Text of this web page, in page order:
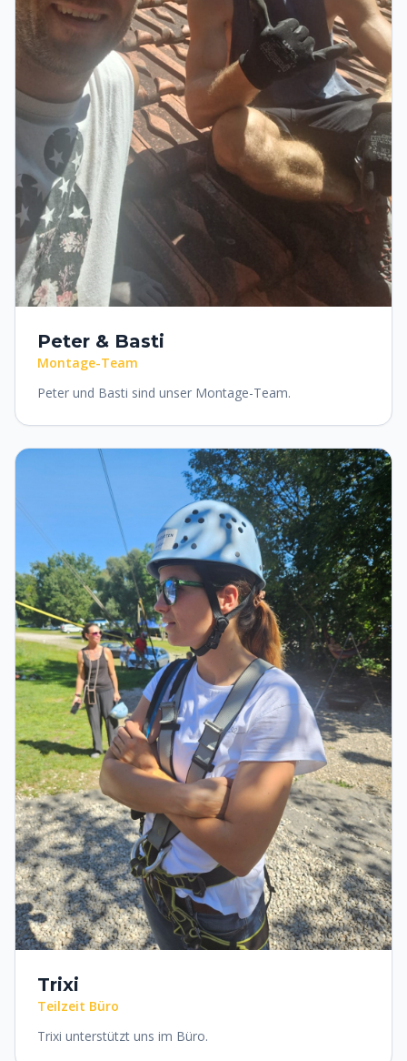
Peter & Basti
Montage-Team
Peter und Basti sind unser Montage-Team.
Trixi
Teilzeit Büro
Trixi unterstützt uns im Büro.